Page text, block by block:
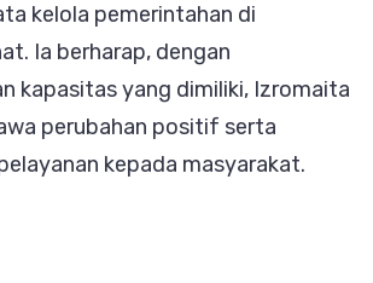
kelola pemerintahan di
Ia berharap, dengan
kapasitas yang dimiliki, Izromaita
perubahan positif serta
kepada masyarakat.